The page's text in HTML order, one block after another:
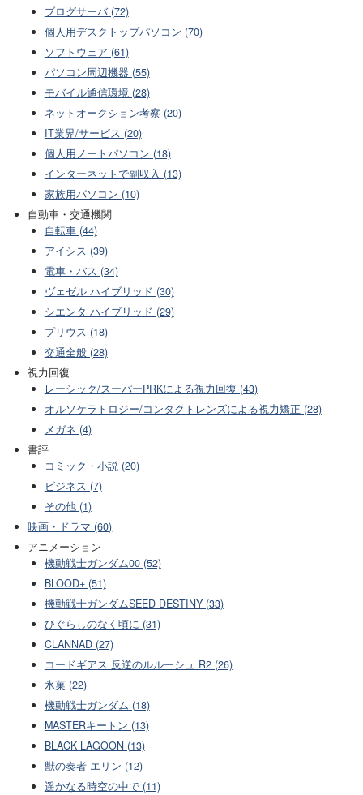
ブログサーバ (72)
個人用デスクトップパソコン (70)
ソフトウェア (61)
パソコン周辺機器 (55)
モバイル通信環境 (28)
ネットオークション考察 (20)
IT業界/サービス (20)
個人用ノートパソコン (18)
インターネットで副収入 (13)
家族用パソコン (10)
自動車・交通機関
自転車 (44)
アイシス (39)
電車・バス (34)
ヴェゼル ハイブリッド (30)
シエンタ ハイブリッド (29)
プリウス (18)
交通全般 (28)
視力回復
レーシック/スーパーPRKによる視力回復 (43)
オルソケラトロジー/コンタクトレンズによる視力矯正 (28)
メガネ (4)
書評
コミック・小説 (20)
ビジネス (7)
その他 (1)
映画・ドラマ (60)
アニメーション
機動戦士ガンダム00 (52)
BLOOD+ (51)
機動戦士ガンダムSEED DESTINY (33)
ひぐらしのなく頃に (31)
CLANNAD (27)
コードギアス 反逆のルルーシュ R2 (26)
氷菓 (22)
機動戦士ガンダム (18)
MASTERキートン (13)
BLACK LAGOON (13)
獣の奏者 エリン (12)
遥かなる時空の中で (11)